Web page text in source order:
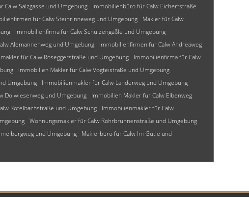
Calw Salzgasse und Umgebung
Immobilienbüro für Calw Eichertstraße
für Calw Steinrinneweg und Umgebung
Makler für Calw
Immobilienfirma für Calw Schulzengäßle und Umgebung
Alemannenweg und Umgebung
Immobilienfirmen für Calw Andreäweg
für Calw Roseggerstraße und Umgebung
Immobilienfirma für Calw
Immobilien Makler für Calw Vogteistraße und Umgebung
Umgebung
Immobilienmakler für Calw Länderweg und Umgebung
Dolwiesenweg und Umgebung
Immobilien Makler für Calw Elbenweg
Rötelbachstraße und Umgebung
Immobilienmakler für Calw
Wohnungsmakler für Calw Rohrbrunnenstraße und Umgebung
und Umgebung
Maklerbüro für Calw Im Gütle und